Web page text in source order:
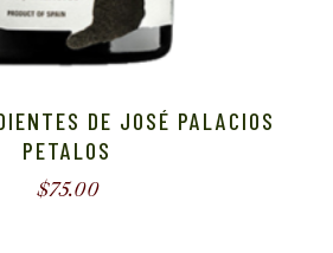
DE JOSÉ PALACIOS
PETALOS
$75.00